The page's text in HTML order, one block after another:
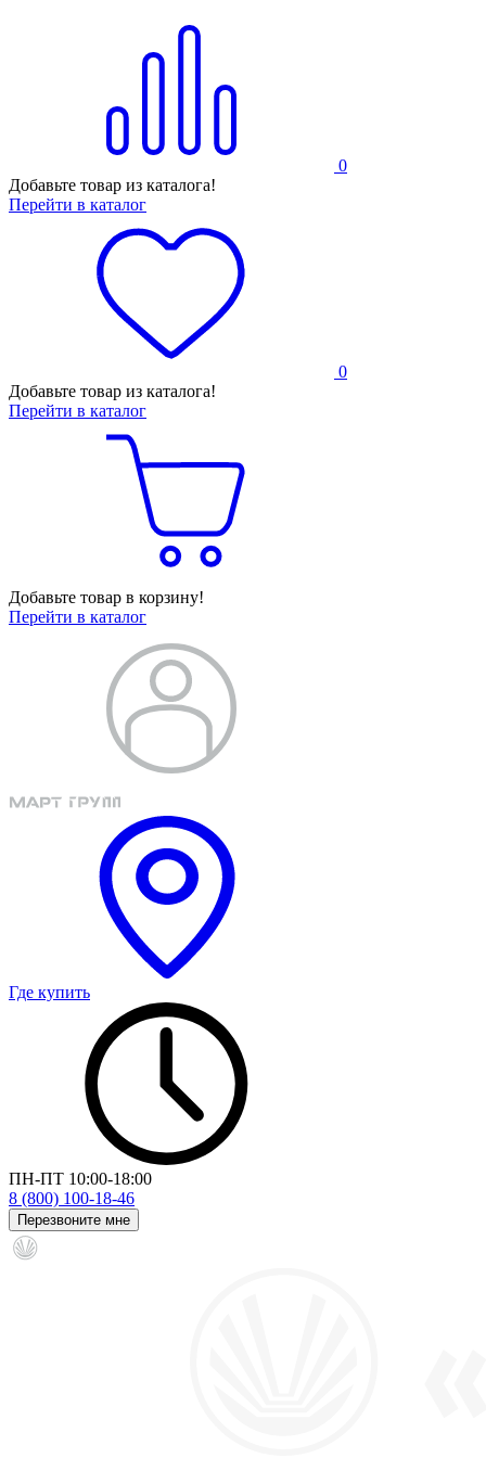
0
Добавьте товар из каталога!
Перейти в каталог
0
Добавьте товар из каталога!
Перейти в каталог
Добавьте товар в корзину!
Перейти в каталог
Где купить
ПН-ПТ 10:00-18:00
8 (800) 100-18-46
Перезвоните мне